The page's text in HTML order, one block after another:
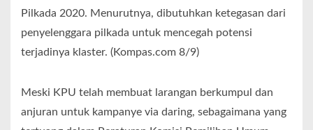
Pilkada 2020. Menurutnya, dibutuhkan ketegasan dari
penyelenggara pilkada untuk mencegah potensi
terjadinya klaster. (Kompas.com 8/9)
Meski KPU telah membuat larangan berkumpul dan
anjuran untuk kampanye via daring, sebagaimana yang